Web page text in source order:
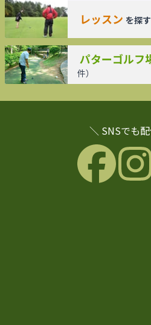
レッスン を探す
パターゴルフ
件）
＼ SNSでも